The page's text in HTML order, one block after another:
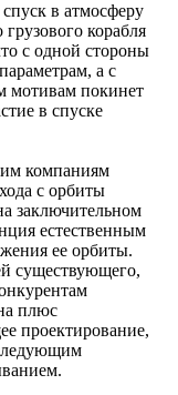
в атмосферу
корабля
с одной стороны
а с
мотивам покинет
в спуске
компаниям
с орбиты
заключительном
естественным
ее орбиты.
существующего,
плюс
проектирование,